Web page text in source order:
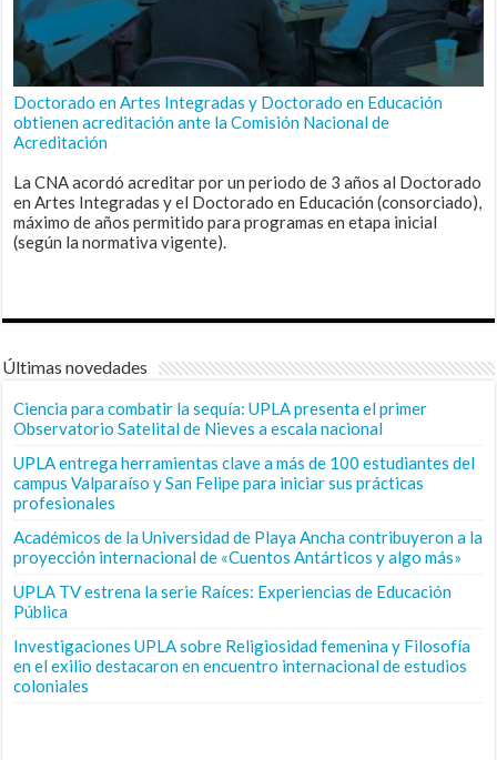
Doctorado en Artes Integradas y Doctorado en Educación
obtienen acreditación ante la Comisión Nacional de
Acreditación
La CNA acordó acreditar por un periodo de 3 años al Doctorado
en Artes Integradas y el Doctorado en Educación (consorciado),
máximo de años permitido para programas en etapa inicial
(según la normativa vigente).
Últimas novedades
Ciencia para combatir la sequía: UPLA presenta el primer
Observatorio Satelital de Nieves a escala nacional
UPLA entrega herramientas clave a más de 100 estudiantes del
campus Valparaíso y San Felipe para iniciar sus prácticas
profesionales
Académicos de la Universidad de Playa Ancha contribuyeron a la
proyección internacional de «Cuentos Antárticos y algo más»
UPLA TV estrena la serie Raíces: Experiencias de Educación
Pública
Investigaciones UPLA sobre Religiosidad femenina y Filosofía
en el exilio destacaron en encuentro internacional de estudios
coloniales